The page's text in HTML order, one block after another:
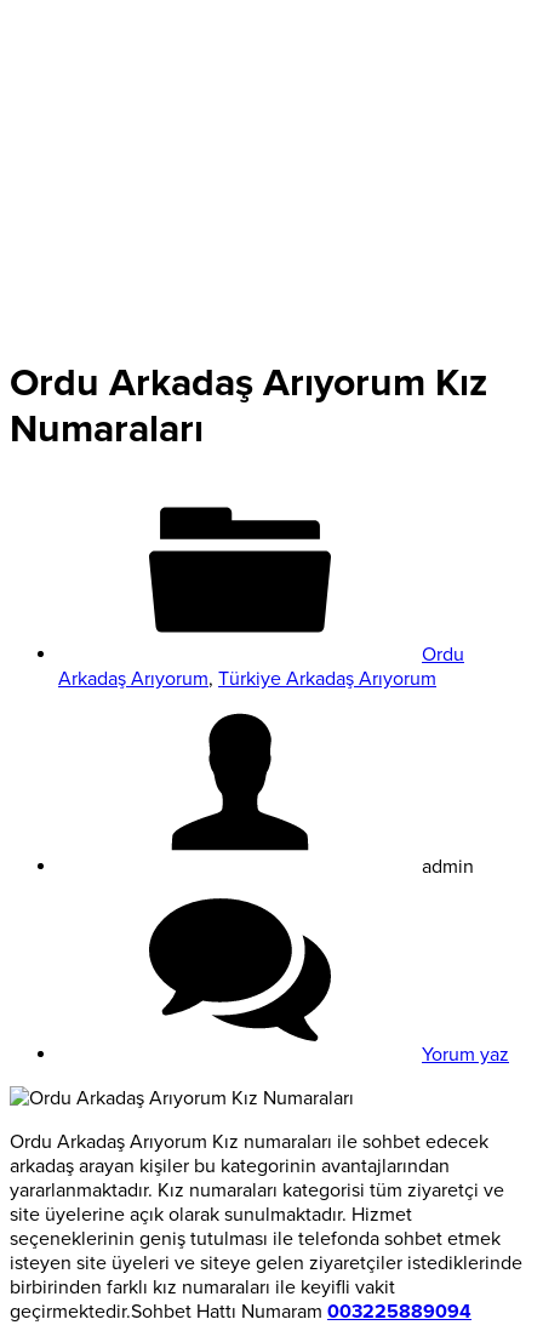
Ordu Arkadaş Arıyorum Kız
Numaraları
Ordu
Arkadaş Arıyorum, Türkiye Arkadaş Arıyorum
admin
Yorum yaz
Ordu Arkadaş Arıyorum Kız numaraları ile sohbet edecek
arkadaş arayan kişiler bu kategorinin avantajlarından
yararlanmaktadır. Kız numaraları kategorisi tüm ziyaretçi ve
site üyelerine açık olarak sunulmaktadır. Hizmet
seçeneklerinin geniş tutulması ile telefonda sohbet etmek
isteyen site üyeleri ve siteye gelen ziyaretçiler istediklerinde
birbirinden farklı kız numaraları ile keyifli vakit
geçirmektedir.Sohbet Hattı Numaram 003225889094